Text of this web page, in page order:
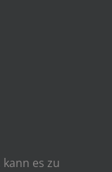
es zu